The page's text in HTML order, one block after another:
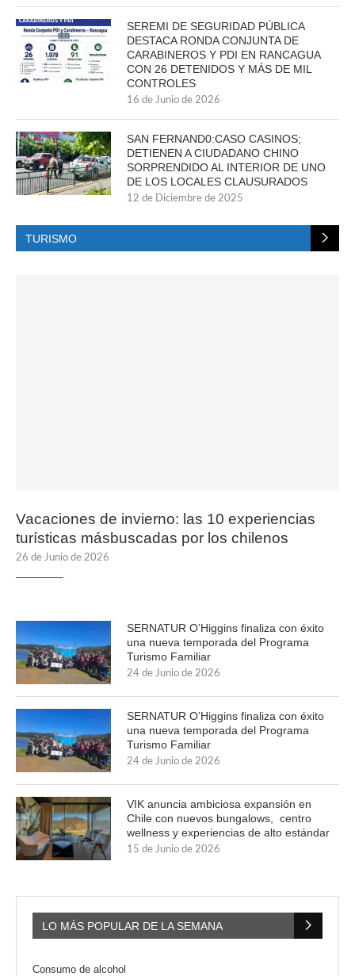
SEREMI DE SEGURIDAD PÚBLICA
DESTACA RONDA CONJUNTA DE
CARABINEROS Y PDI EN RANCAGUA
CON 26 DETENIDOS Y MÁS DE MIL
CONTROLES
16 de Junio de 2026
SAN FERNAND0:CASO CASINOS;
DETIENEN A CIUDADANO CHINO
SORPRENDIDO AL INTERIOR DE UNO
DE LOS LOCALES CLAUSURADOS
12 de Diciembre de 2025
TURISMO
Vacaciones de invierno: las 10 experiencias
turísticas másbuscadas por los chilenos
26 de Junio de 2026
SERNATUR O’Higgins finaliza con éxito
una nueva temporada del Programa
Turismo Familiar
24 de Junio de 2026
SERNATUR O’Higgins finaliza con éxito
una nueva temporada del Programa
Turismo Familiar
24 de Junio de 2026
VIK anuncia ambiciosa expansión en
Chile con nuevos bungalows, centro
wellness y experiencias de alto estándar
15 de Junio de 2026
LO MÁS POPULAR DE LA SEMANA
Consumo de alcohol